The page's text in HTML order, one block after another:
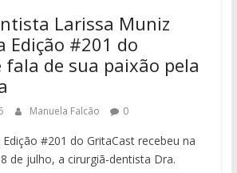
Larissa Muniz
Edição #201 do
fala de sua paixão pela
Manuela Falcão 0
#201 do GritaCast recebeu na
de julho, a cirurgiã-dentista Dra.